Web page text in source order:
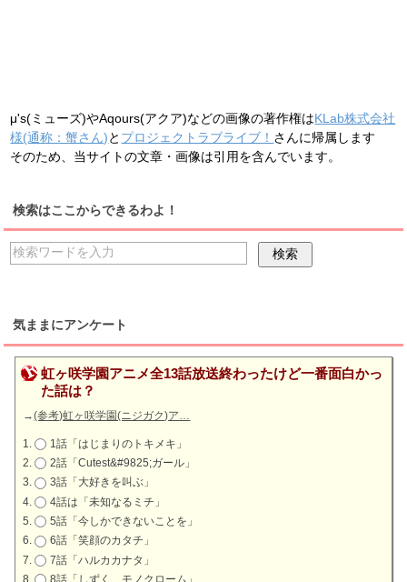
μ's(ミューズ)やAqours(アクア)などの画像の著作権はKLab株式会社
様(通称：蟹さん)と プロジェクトラブライブ！ さんに帰属します
そのため、当サイトの文章・画像は引用を含んでいます。
検索はここからできるわよ！
気ままにアンケート
虹ヶ咲学園アニメ全13話放送終わったけど一番面白かっ
た話は？
→(参考)虹ヶ咲学園(ニジガク)ア…
1話「はじまりのトキメキ」
2話「Cutest&#9825;ガール」
3話「大好きを叫ぶ」
4話は「未知なるミチ」
5話「今しかできないことを」
6話「笑顔のカタチ」
7話「ハルカカナタ」
8話「しずく、モノクローム」